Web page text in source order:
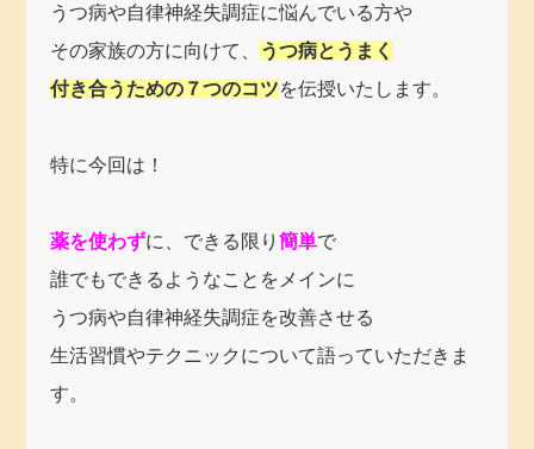
うつ病や自律神経失調症に悩んでいる方や
その家族の方に向けて、 うつ病とうまく
付き合うための７つのコツを伝授いたします。
特に今回は！
薬を使わずに、できる限り簡単で
誰でもできるようなことをメインに
うつ病や自律神経失調症を改善させる
生活習慣やテクニックについて語っていただきま
す。